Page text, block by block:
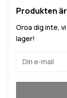
Produkten
Oroa dig inte,
lager!